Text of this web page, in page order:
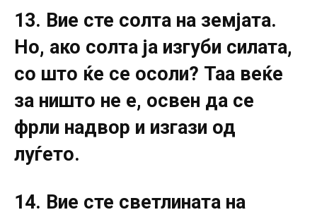
13. Вие сте солта на земјата.
Но, ако солта ја изгуби силата,
со што ќе се осоли? Таа веќе
за ништо не е, освен да се
фрли надвор и изгази од
луѓето.
14. Вие сте светлината на